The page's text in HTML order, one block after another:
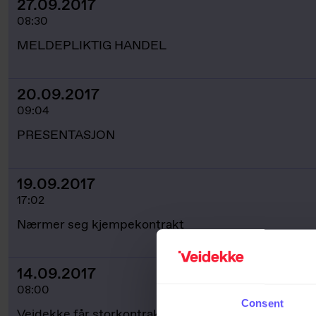
Consent
MELDEPLIKTIG HANDEL
27.09.2017
08:30
PRESENTASJON
20.09.2017
09:04
Nærmer seg kjempekontrakt
19.09.2017
17:02
14.09.2017
08:00